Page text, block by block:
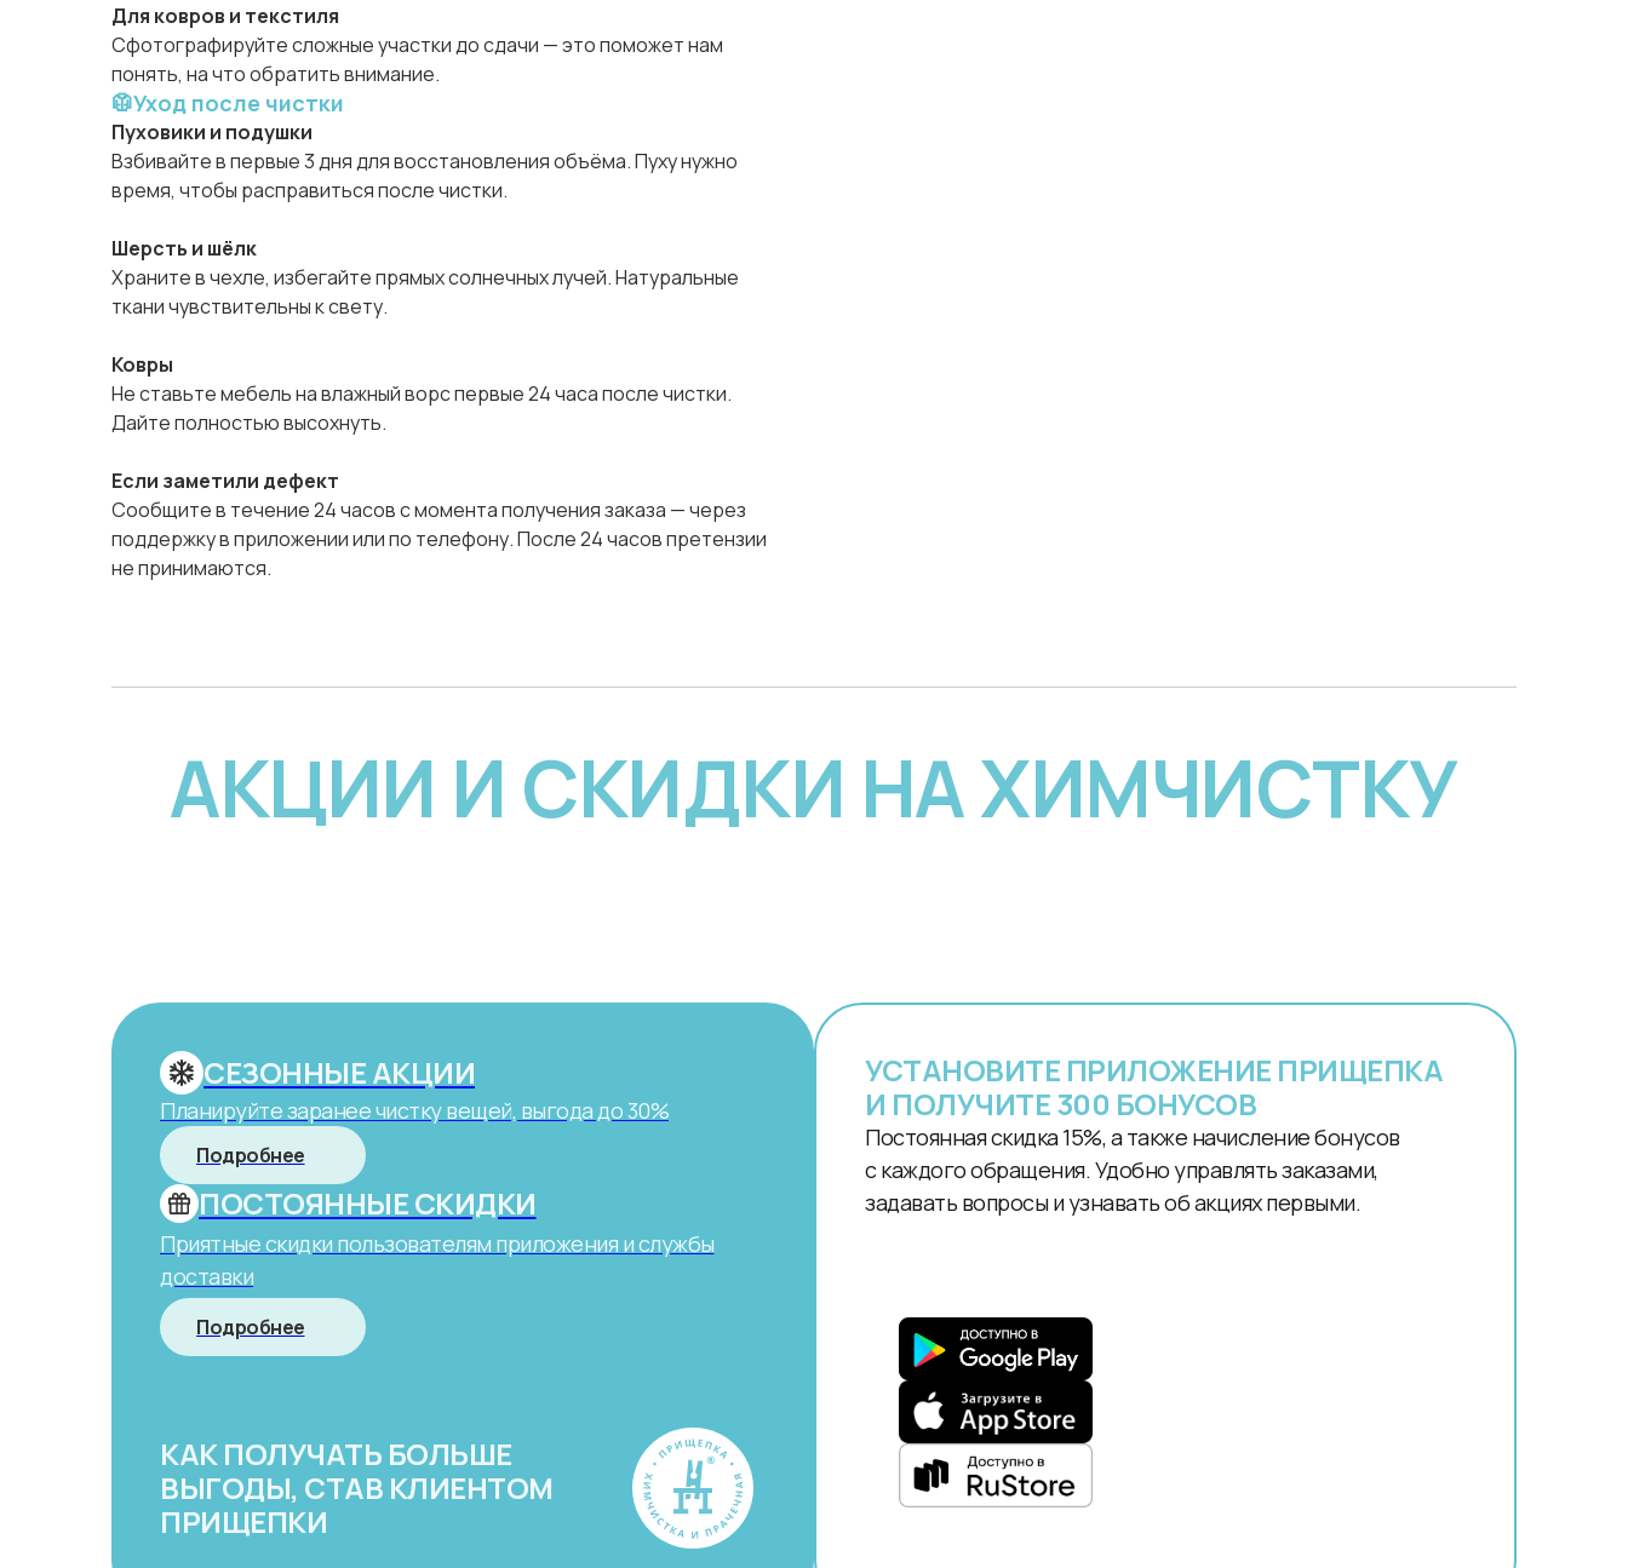
Для ковров и текстиля
Сфотографируйте сложные участки до сдачи — это поможет нам
понять, на что обратить внимание.
🥼Уход после чистки
Пуховики и подушки
Взбивайте в первые 3 дня для восстановления объёма. Пуху нужно
время, чтобы расправиться после чистки.
Шерсть и шёлк
Храните в чехле, избегайте прямых солнечных лучей. Натуральные
ткани чувствительны к свету.
Ковры
Не ставьте мебель на влажный ворс первые 24 часа после чистки.
Дайте полностью высохнуть.
Если заметили дефект
Сообщите в течение 24 часов с момента получения заказа — через
поддержку в приложении или по телефону. После 24 часов претензии
не принимаются.
АКЦИИ И СКИДКИ НА ХИМЧИСТКУ
СЕЗОННЫЕ АКЦИИ
Планируйте заранее чистку вещей, выгода до 30%
Подробнее
ПОСТОЯННЫЕ СКИДКИ
Приятные скидки пользователям приложения и службы
доставки
Подробнее
КАК ПОЛУЧАТЬ БОЛЬШЕ
ВЫГОДЫ, СТАВ КЛИЕНТОМ
ПРИЩЕПКИ
УСТАНОВИТЕ ПРИЛОЖЕНИЕ ПРИЩЕПКА
И ПОЛУЧИТЕ 300 БОНУСОВ
Постоянная скидка 15%, а также начисление бонусов
с каждого обращения. Удобно управлять заказами,
задавать вопросы и узнавать об акциях первыми.